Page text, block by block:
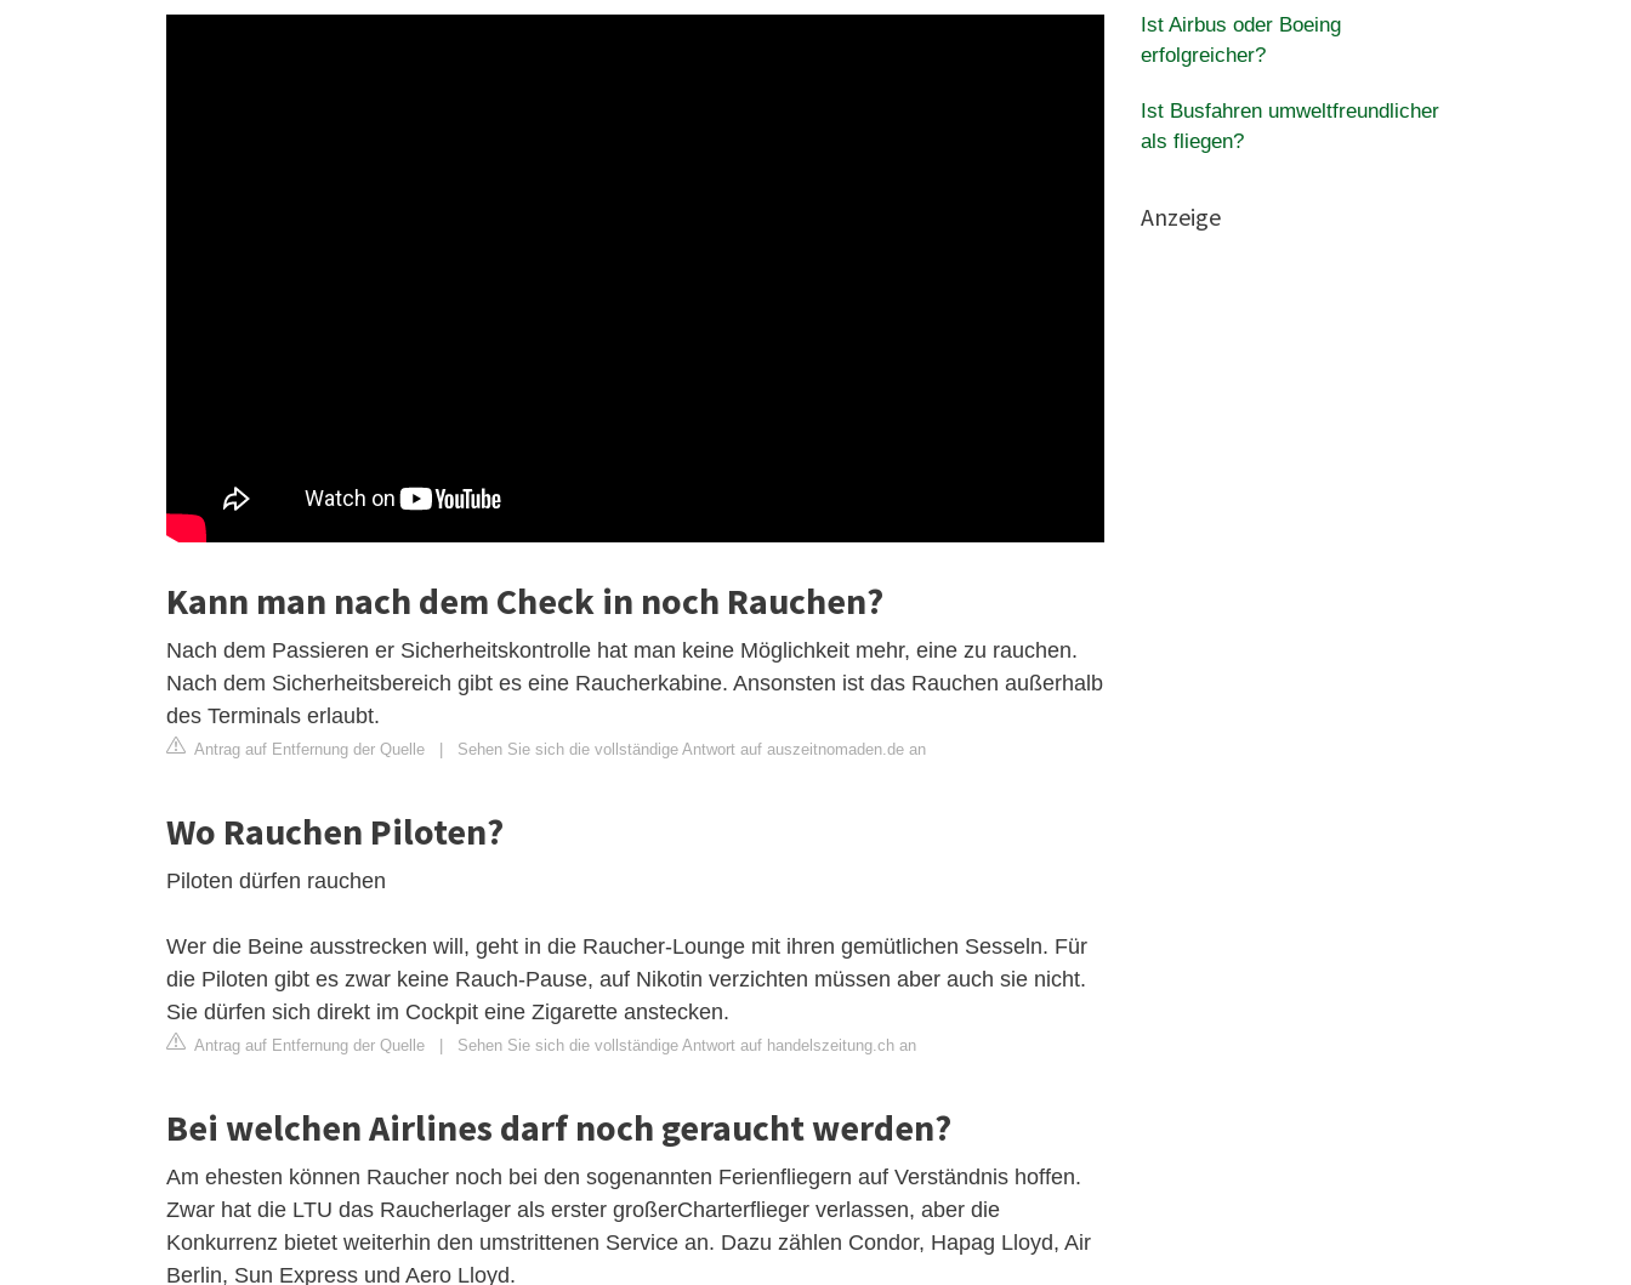
Kann man nach dem Check in noch Rauchen?
Nach dem Passieren er Sicherheitskontrolle hat man keine Möglichkeit mehr, eine zu rauchen.
Nach dem Sicherheitsbereich gibt es eine Raucherkabine. Ansonsten ist das Rauchen außerhalb
des Terminals erlaubt.
Antrag auf Entfernung der Quelle | Sehen Sie sich die vollständige Antwort auf auszeitnomaden.de an
Wo Rauchen Piloten?
Piloten dürfen rauchen
Wer die Beine ausstrecken will, geht in die Raucher-Lounge mit ihren gemütlichen Sesseln. Für
die Piloten gibt es zwar keine Rauch-Pause, auf Nikotin verzichten müssen aber auch sie nicht.
Sie dürfen sich direkt im Cockpit eine Zigarette anstecken.
Antrag auf Entfernung der Quelle | Sehen Sie sich die vollständige Antwort auf handelszeitung.ch an
Bei welchen Airlines darf noch geraucht werden?
Am ehesten können Raucher noch bei den sogenannten Ferienfliegern auf Verständnis hoffen.
Zwar hat die LTU das Raucherlager als erster großerCharterflieger verlassen, aber die
Konkurrenz bietet weiterhin den umstrittenen Service an. Dazu zählen Condor, Hapag Lloyd, Air
Berlin, Sun Express und Aero Lloyd.
Ist Airbus oder Boeing
erfolgreicher?
Ist Busfahren umweltfreundlicher
als fliegen?
Anzeige